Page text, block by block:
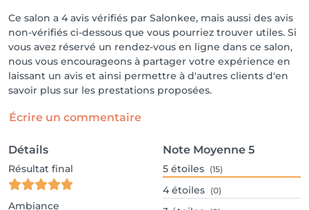
Ce salon a 4 avis vérifiés par Salonkee, mais aussi des avis
non-vérifiés ci-dessous que vous pourriez trouver utiles. Si
vous avez réservé un rendez-vous en ligne dans ce salon,
nous vous encourageons à partager votre expérience en
laissant un avis et ainsi permettre à d'autres clients d'en
savoir plus sur les prestations proposées.
Écrire un commentaire
Détails
Résultat final
Ambiance
Note Moyenne 5
5 étoiles (15)
4 étoiles (0)